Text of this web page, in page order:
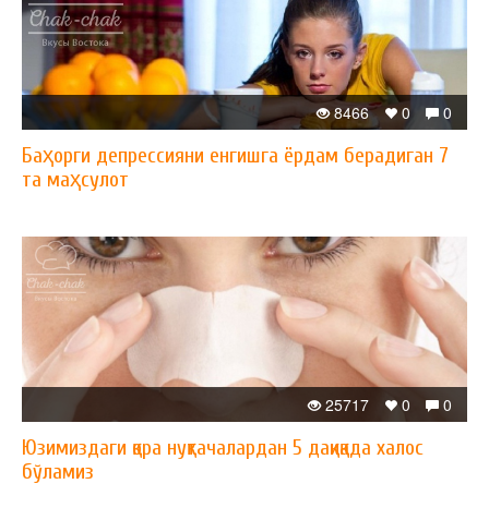
0
0
8466
Баҳорги депрессияни енгишга ёрдам берадиган 7
та маҳсулот
0
0
25717
Юзимиздаги қора нуқтачалардан 5 дақиқада халос
бўламиз